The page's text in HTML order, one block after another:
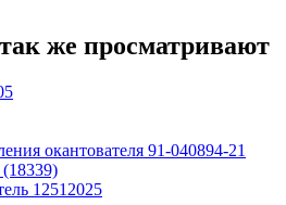
же просматривают
окантователя 91-040894-21
12512025